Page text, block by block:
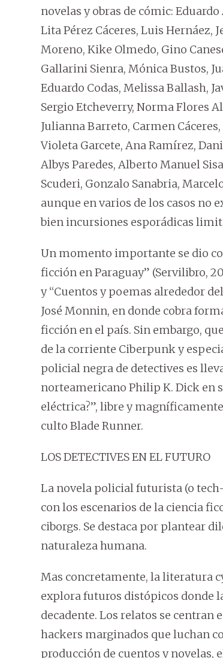
novelas y obras de cómic:
Lita Pérez Cáceres, Luis Hernáez,
Moreno, Kike Olmedo, Gino
Gallarini Sienra, Mónica Bustos,
Eduardo Codas, Melissa Ballash,
Sergio Etcheverry, Norma Flores
Julianna Barreto, Carmen
Violeta Garcete, Ana Ramírez,
Albys Paredes, Alberto Manuel
Scuderi, Gonzalo Sanabria,
aunque en varios de los casos no
bien incursiones esporádicas
Un momento importante se dio
ficción en Paraguay” (Servilibro,
y “Cuentos y poemas alrededor
José Monnin, en donde cobra
ficción en el país. Sin embargo,
de la corriente Ciberpunk y
policial negra de detectives es
norteamericano Philip K. Dick en
eléctrica?”, libre y
culto Blade Runner.
LOS DETECTIVES EN EL FUTURO
La novela policial futurista (o
con los escenarios de la ciencia
ciborgs. Se destaca por plantear
naturaleza humana.
Mas concretamente, la literatura
explora futuros distópicos donde
decadente. Los relatos se centran
hackers marginados que luchan
producción de cuentos y novelas,